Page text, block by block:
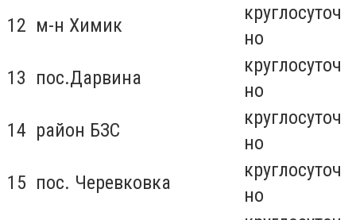
12 м-н Химик
круглосуточ
но
13 пос.Дарвина
круглосуточ
но
14 район БЗС
круглосуточ
но
15 пос. Черевковка
круглосуточ
но